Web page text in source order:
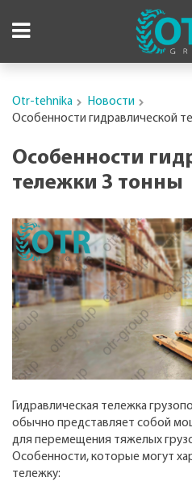
Otr-tehnika
Новости
Особенности гидравлической
Особенности
тележки 3 тонны
Гидравлическая тележка
обычно представляет собой
для перемещения тяжелых
Особенности, которые могут
тележку: